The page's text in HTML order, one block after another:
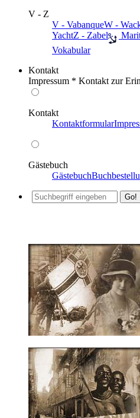
V - Z
V - VabanqueW -
YachtZ - Zabel
Vokabular
Kontakt
Impressum * Kontakt zur
Kontakt
Kontaktformular
Gästebuch
Gästebuch